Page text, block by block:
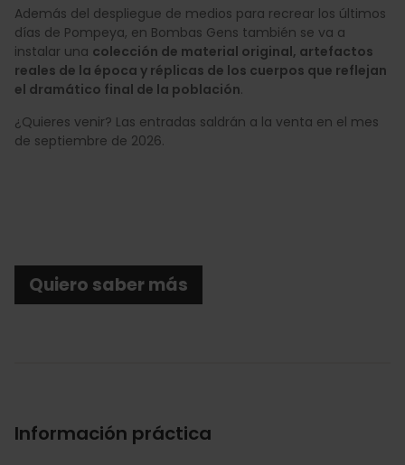
Además del despliegue de medios para recrear los últimos
días de Pompeya, en Bombas Gens también se va a
instalar una colección de material original, artefactos
reales de la época y réplicas de los cuerpos que reflejan
el dramático final de la población.
¿Quieres venir? Las entradas saldrán a la venta en el mes
de septiembre de 2026.
Quiero saber más
Información práctica